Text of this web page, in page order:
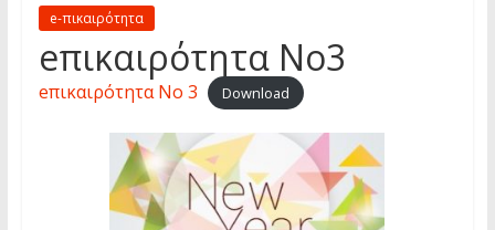
e-πικαιρότητα
eπικαιρότητα Νο3
eπικαιρότητα Νο 3 Download